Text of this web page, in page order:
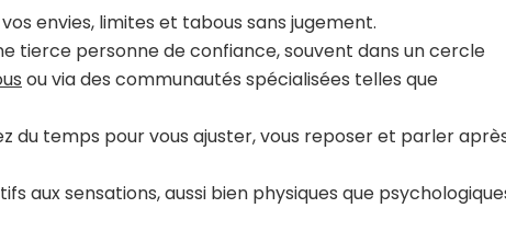
envies, limites et tabous sans jugement.
tierce personne de confiance, souvent dans un cercle
ou via des communautés spécialisées telles que
du temps pour vous ajuster, vous reposer et parler
aux sensations, aussi bien physiques que